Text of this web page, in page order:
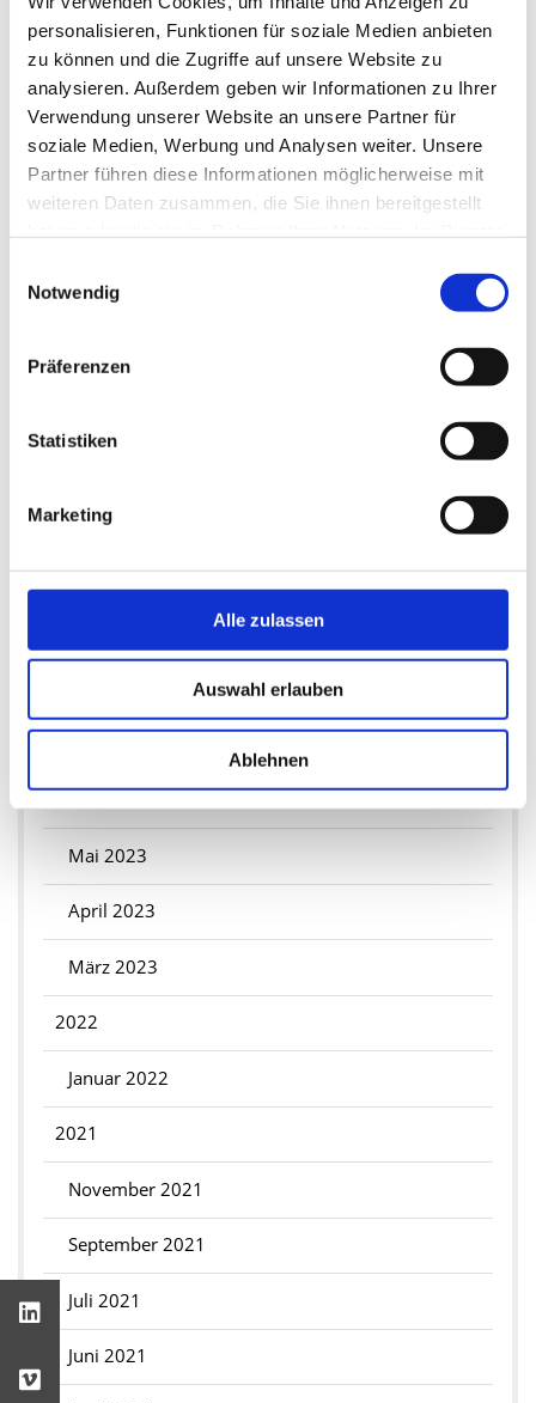
personalisieren, Funktionen für soziale Medien anbieten
zu können und die Zugriffe auf unsere Website zu
analysieren. Außerdem geben wir Informationen zu Ihrer
Verwendung unserer Website an unsere Partner für
soziale Medien, Werbung und Analysen weiter. Unsere
Partner führen diese Informationen möglicherweise mit
weiteren Daten zusammen, die Sie ihnen bereitgestellt
Notwendig
Präferenzen
Statistiken
Marketing
Alle zulassen
Auswahl erlauben
Ablehnen
Integrative Kindereinrichtungen
Dorle Horcher
Bereichsleitung
2025
Mai 2025
Mai 2023
April 2023
März 2023
2022
Januar 2022
2021
November 2021
September 2021
Juli 2021
Juni 2021